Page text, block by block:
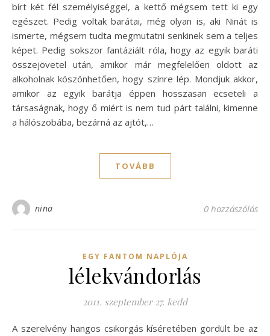
bírt két fél személyiséggel, a kettő mégsem tett ki egy
egészet. Pedig voltak barátai, még olyan is, aki Ninát is
ismerte, mégsem tudta megmutatni senkinek sem a teljes
képet. Pedig sokszor fantáziált róla, hogy az egyik baráti
összejövetel után, amikor már megfelelően oldott az
alkoholnak köszönhetően, hogy színre lép. Mondjuk akkor,
amikor az egyik barátja éppen hosszasan ecseteli a
társaságnak, hogy ő miért is nem tud párt találni, kimenne
a hálószobába, bezárná az ajtót,…
TOVÁBB
nina 0 hozzászólás
EGY FANTOM NAPLÓJA
lélekvándorlás
2011. szeptember 27. kedd
A szerelvény hangos csikorgás kíséretében gördült be az